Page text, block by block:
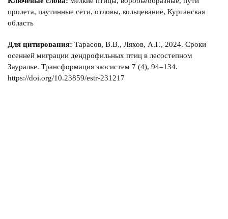
пролета, паутинные сети, отловы, кольцевание, Курганская
область
Для цитирования: Тарасов, В.В., Ляхов, А.Г., 2024. Сроки
осенней миграции дендрофильных птиц в лесостепном
Зауралье. Трансформация экосистем 7 (4), 94–134.
https://doi.org/10.23859/estr-231217